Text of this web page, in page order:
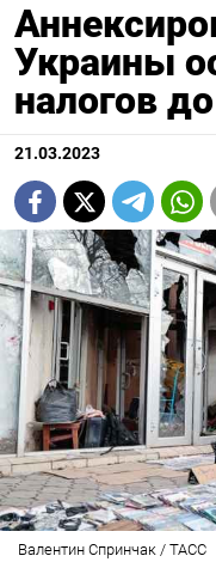
Украины
налогов
21.03.2023
Валентин Спринчак / ТАСС